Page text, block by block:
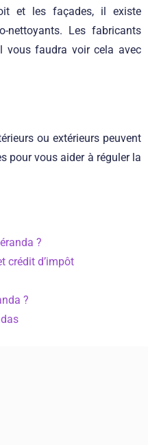
et les façades, il existe
nettoyants. Les fabricants
vous faudra voir cela avec
ou extérieurs peuvent
pour vous aider à réguler la
?
crédit d’impôt
?